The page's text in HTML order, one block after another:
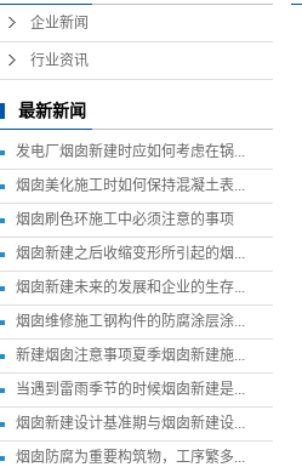
企业新闻
行业资讯
最新新闻
发电厂烟囱新建时应如何考虑在锅...
烟囱美化施工时如何保持混凝土表...
烟囱刷色环施工中必须注意的事项
烟囱新建之后收缩变形所引起的烟...
烟囱新建未来的发展和企业的生存...
烟囱维修施工钢构件的防腐涂层涂...
新建烟囱注意事项夏季烟囱新建施...
当遇到雷雨季节的时候烟囱新建是...
烟囱新建设计基准期与烟囱新建设...
烟囱防腐为重要构筑物，工序繁多...